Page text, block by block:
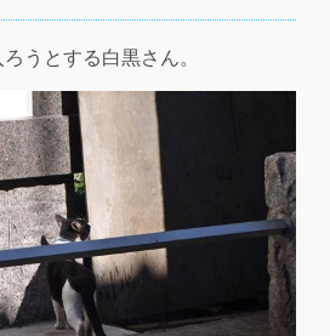
うとする白黒さん。